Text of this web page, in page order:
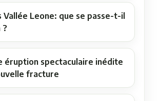
Vallée Leone: que se passe-t-il
?
éruption spectaculaire inédite
fracture